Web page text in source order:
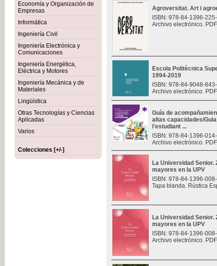
Economía y Organización de
Empresas
Informática
Ingeniería Civil
Ingeniería Electrónica y
Comunicaciones
Ingeniería Energética,
Eléctrica y Motores
Ingeniería Mecánica y de
Materiales
Lingüística
Otras Tecnologías y Ciencias
Aplicadas
Varios
Colecciones [+/-]
Agroversitat. Art i
ISBN: 978-84-1396-
Archivo electrónico.
Escola Politècnica
1994-2019
ISBN: 978-84-9048-
Archivo electrónico.
Guía de
altas capacidades/
l'estudiant ...
ISBN: 978-84-1396-
Archivo electrónico.
La Universidad
mayores en la UPV
ISBN: 978-84-1396-
Tapa blanda. Rústica
La Universidad
mayores en la UPV
ISBN: 978-84-1396-
Archivo electrónico.